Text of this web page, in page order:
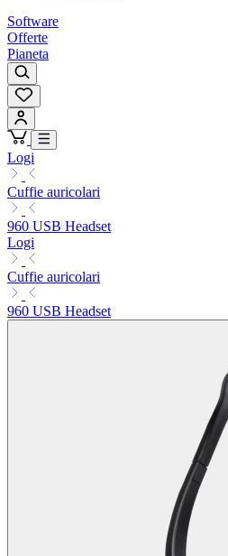
Software
Offerte
Pianeta
Logi
Cuffie auricolari
960 USB Headset
Logi
Cuffie auricolari
960 USB Headset